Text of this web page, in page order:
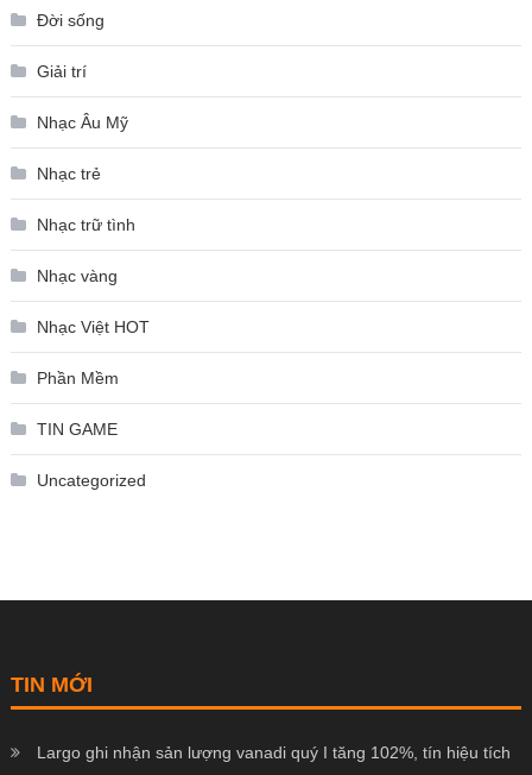
Đời sống
Giải trí
Nhạc Âu Mỹ
Nhạc trẻ
Nhạc trữ tình
Nhạc vàng
Nhạc Việt HOT
Phần Mềm
TIN GAME
Uncategorized
TIN MỚI
Largo ghi nhận sản lượng vanadi quý I tăng 102%, tín hiệu tích